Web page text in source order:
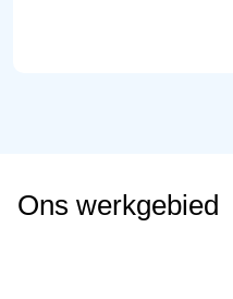
Ons werkgebied